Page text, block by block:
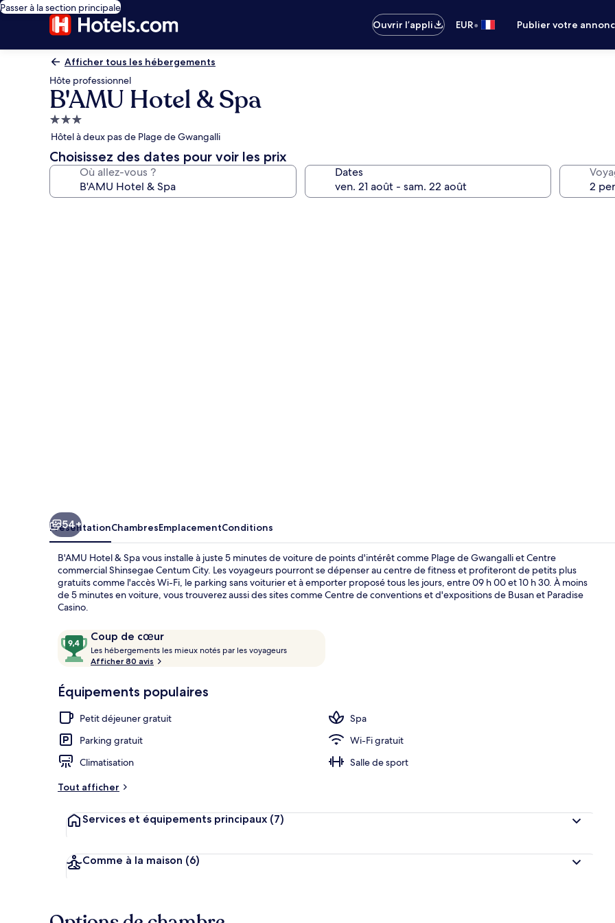
Passer à la section principale
Ouvrir l’appli
EUR• Publier votre
Afficher tous les hébergements
Hôte professionnel
B'AMU Hotel & Spa
Hébergement
3.0 étoiles
Hôtel à deux pas de Plage de Gwangalli
Choisissez des dates pour voir les prix
Où allez-vous ? Dates
Vue depuis
54+
PrésentationChambresEmplacementConditions
B'AMU Hotel & Spa vous installe à juste 5 minutes de voiture de points d'intérêt comme Plage de Gwangalli et Centre
commercial Shinsegae Centum City. Les voyageurs pourront se dépenser au centre de fitness et profiteront de petits plus
gratuits comme l'accès Wi-Fi, le parking sans voiturier et à emporter proposé tous les jours, entre 09 h 00 et 10 h 30. À moins
de 5 minutes en voiture, vous trouverez aussi des sites comme Centre de conventions et d'expositions de Busan et Paradise
Casino.
Avis
voyageurs
Coup de cœur
9,4
sur
10,
de
Les hébergements les mieux notés par les voyageurs
n
Afficher 80 avis
Équipements populaires
Petit déjeuner gratuit
Spa
Parking gratuit
Wi-Fi gratuit
Climatisation
Salle de sport
Tout afficher
Services et équipements principaux (7)
Comme à la maison (6)